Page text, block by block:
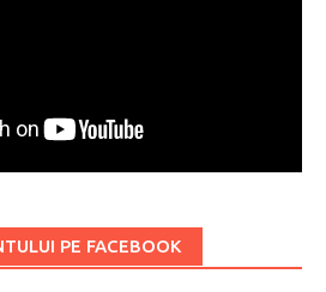
PE FACEBOOK